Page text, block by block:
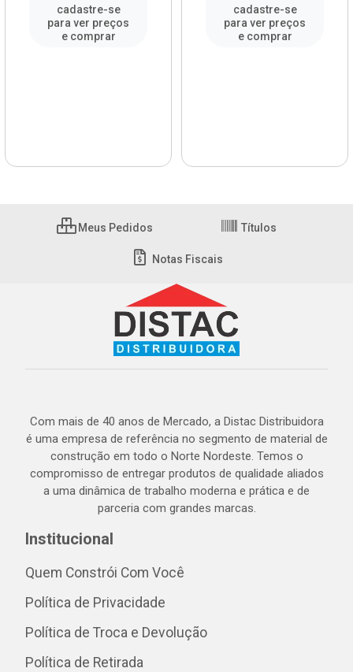
cadastre-se
para ver preços
e comprar
cadastre-se
para ver preços
e comprar
Meus Pedidos Títulos
Notas Fiscais
Com mais de 40 anos de Mercado, a Distac Distribuidora
é uma empresa de referência no segmento de material de
construção em todo o Norte Nordeste. Temos o
compromisso de entregar produtos de qualidade aliados
a uma dinâmica de trabalho moderna e prática e de
parceria com grandes marcas.
Institucional
Quem Constrói Com Você
Política de Privacidade
Política de Troca e Devolução
Política de Retirada